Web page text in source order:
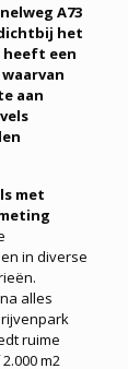
A73
het
een
aan
met
in diverse
alles
ruime
m2